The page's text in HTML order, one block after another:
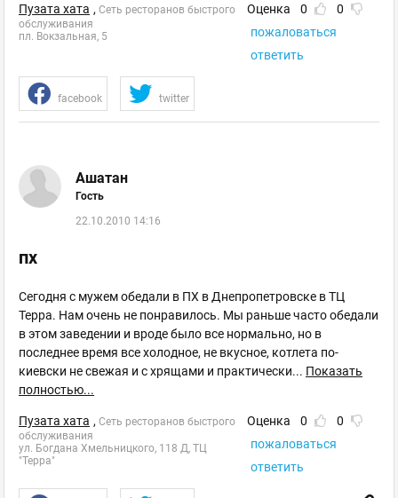
Пузата хата , Сеть ресторанов быстрого
обслуживания
пл. Вокзальная, 5
Оценка 0
0
пожаловаться
ответить
facebook twitter
Ашатан
Гость
22.10.2010 14:16
пх
Сегодня с мужем обедали в ПХ в Днепропетровске в ТЦ
Терра. Нам очень не понравилось. Мы раньше часто обедали
в этом заведении и вроде было все нормально, но в
последнее время все холодное, не вкусное, котлета по-
киевски не свежая и с хрящами и практически... Показать
полностью...
Пузата хата , Сеть ресторанов быстрого
обслуживания
ул. Богдана Хмельницкого, 118 Д, ТЦ
"Терра"
Оценка 0
0
пожаловаться
ответить